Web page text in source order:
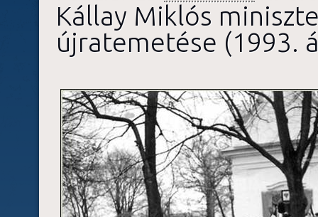
Kállay Miklós
újratemetése (1993.